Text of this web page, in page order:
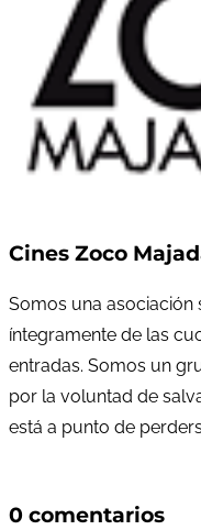
Cines Zoco
Somos una
íntegramente de las
entradas. Somos un
por la voluntad de
está a punto de
0 comentarios